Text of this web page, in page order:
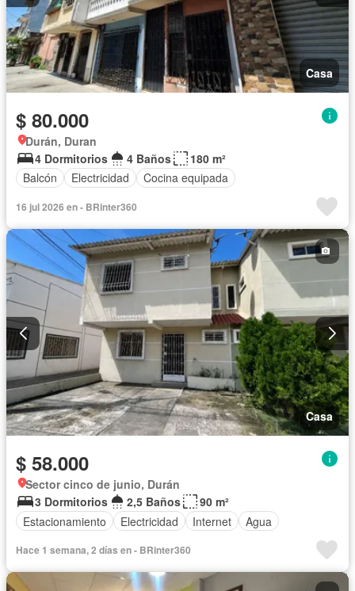
Casa
$ 80.000
Durán, Duran
4 Dormitorios
4 Baños
180 m²
Balcón
Electricidad Cocina equipada
16 jul 2026 en - BRinter360
Casa
$ 58.000
Sector cinco de junio, Durán
3 Dormitorios
2,5 Baños
90 m²
Estacionamiento
Electricidad Internet Agua
Hace 1 semana, 2 días en - BRinter360